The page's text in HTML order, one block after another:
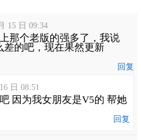
15 日 09:34
那个老版的强多了，我说
差的吧，现在果然更新
回复
日 08:51
因为我女朋友是V5的 帮她
回复